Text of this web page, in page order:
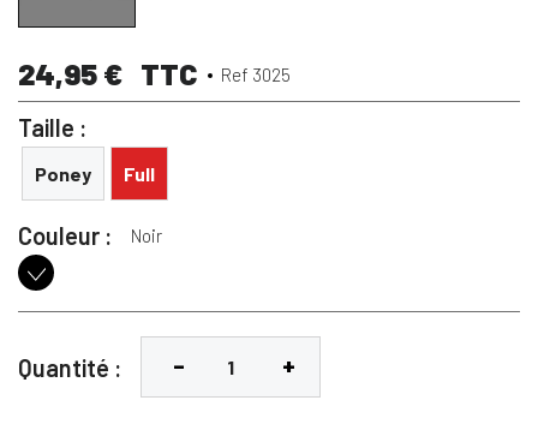
24,95 € TTC Ref 3025
Taille :
Poney Full
Couleur : Noir
Noir
Quantité :